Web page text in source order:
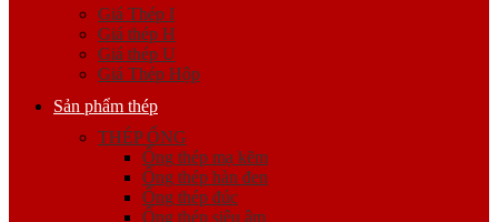
Giá Thép I
Giá thép H
Giá thép U
Giá Thép Hộp
Sản phẩm thép
THÉP ỐNG
Ống thép mạ kẽm
Ống thép hàn đen
Ống thép đúc
Ống thép siêu âm